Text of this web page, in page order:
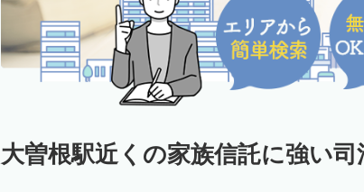
大曽根駅近くの家族信託に強い